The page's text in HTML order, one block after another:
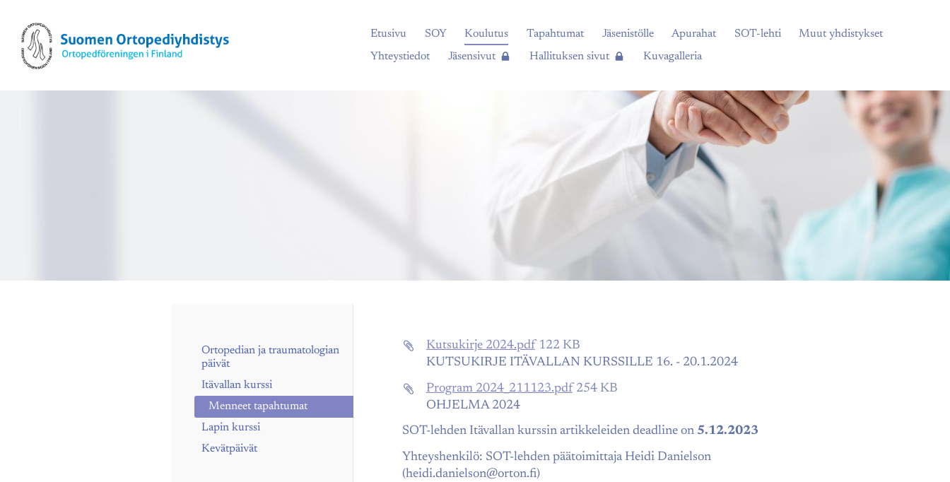
sivun
sisältöön
Suomen Ortopediyhdistys ry
Etusivu SOY Koulutus Tapahtumat Jäsenistölle Apurahat SOT-lehti
Muut yhdistykset
Yhteystiedot
Jäsensivut Hallituksen sivut Kuvagalleria
Ortopedian ja traumatologian
päivät
Itävallan kurssi
Menneet tapahtumat
Lapin kurssi
Kevätpäivät
Kutsukirje 2024.pdf 122 KB
KUTSUKIRJE ITÄVALLAN KURSSILLE 16. - 20.1.2024
Program 2024_211123.pdf 254 KB
OHJELMA 2024
SOT-lehden Itävallan kurssin artikkeleiden deadline on 5.12.2023
Yhteyshenkilö: SOT-lehden päätoimittaja Heidi Danielson
(heidi.danielson@orton.fi)